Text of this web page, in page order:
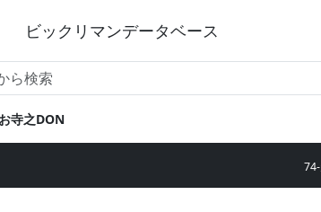
ビックリマンデータベース
お寺之DON